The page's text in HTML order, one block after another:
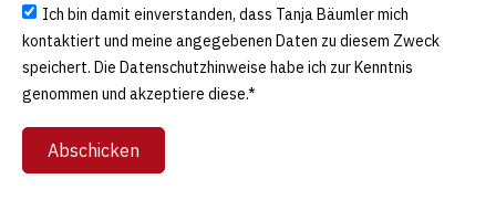
Ich bin damit einverstanden, dass Tanja Bäumler mich
kontaktiert und meine angegebenen Daten zu diesem Zweck
speichert. Die Datenschutzhinweise habe ich zur Kenntnis
genommen und akzeptiere diese.*
Abschicken